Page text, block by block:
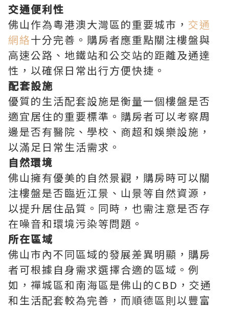
交通便利性
佛山作為粵港澳大灣區的重要城市， 交通
網絡十分完善。購房者應重點關注樓盤與
高速公路、地鐵站和公交站的距離及通達
性，以確保日常出行方便快捷。
配套設施
優質的生活配套設施是衡量一個樓盤是否
適宜居住的重要標準。購房者可以考察周
邊是否有醫院、學校、商超和娛樂設施，
以滿足日常生活需求。
自然環境
佛山擁有優美的自然景觀，購房時可以關
注樓盤是否臨近江景、山景等自然資源，
以提升居住品質。同時，也需注意是否存
在噪音和環境污染等問題。
所在區域
佛山市內不同區域的發展差異明顯，購房
者可根據自身需求選擇合適的區域。例
如，禪城區和南海區是佛山的CBD，交通
和生活配套較為完善，而順德區則以豐富